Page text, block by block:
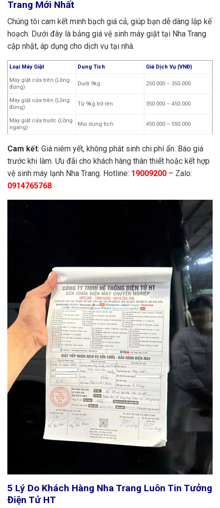
Trang Mới Nhất
Chúng tôi cam kết minh bạch giá cả, giúp bạn dễ dàng lập kế
hoạch. Dưới đây là bảng giá vệ sinh máy giặt tại Nha Trang
cập nhật, áp dụng cho dịch vụ tại nhà.
Loại Máy Giặt Dung Tích Giá Dịch Vụ (VNĐ)
Máy giặt cửa trên (Lồng
đứng)
Dưới 9kg 250.000 – 350.000
Máy giặt cửa trên (Lồng
đứng)
Từ 9kg trở lên 350.000 – 450.000
Máy giặt cửa trước (Lồng
ngang)
Mọi dung tích 450.000 – 550.000
Cam kết: Giá niêm yết, không phát sinh chi phí ẩn. Báo giá
trước khi làm. Ưu đãi cho khách hàng thân thiết hoặc kết hợp
vệ sinh máy lạnh Nha Trang. Hotline: 19009200 – Zalo:
0914765768
5 Lý Do Khách Hàng Nha Trang Luôn Tin Tưởng
Điện Tử HT